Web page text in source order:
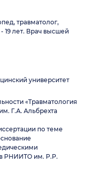
травматолог,
19 лет. Врач высшей
университет
«Травматология
Г.А. Альбрехта
по теме
РНИИТО им. Р.Р.